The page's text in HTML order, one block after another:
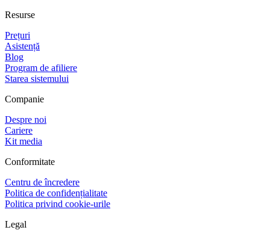
Resurse
Prețuri
Asistență
Blog
Program de afiliere
Starea sistemului
Companie
Despre noi
Cariere
Kit media
Conformitate
Centru de încredere
Politica de confidențialitate
Politica privind cookie-urile
Legal